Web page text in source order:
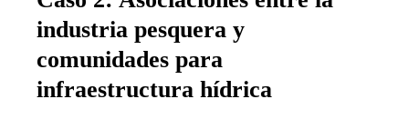
industria pesquera y
comunidades para
infraestructura hídrica